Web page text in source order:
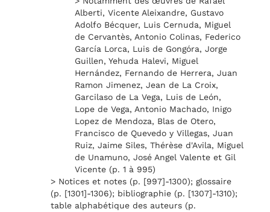
Alberti, Vicente Aleixandre, Gustavo
Adolfo Bécquer, Luis Cernuda, Miguel
de Cervantès, Antonio Colinas, Federico
García Lorca, Luis de Gongóra, Jorge
Guillen, Yehuda Halevi, Miguel
Hernández, Fernando de Herrera, Juan
Ramon Jimenez, Jean de La Croix,
Garcilaso de La Vega, Luis de León,
Lope de Vega, Antonio Machado, Inigo
Lopez de Mendoza, Blas de Otero,
Francisco de Quevedo y Villegas, Juan
Ruiz, Jaime Siles, Thérèse d'Avila, Miguel
de Unamuno, José Angel Valente et Gil
Vicente (p. 1 à 995)
> Notices et notes (p. [997]-1300); glossaire
(p. [1301]-1306); bibliographie (p. [1307]-1310);
table alphabétique des auteurs (p.